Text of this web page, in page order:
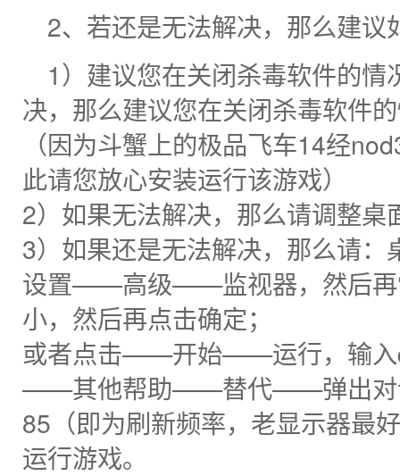
2、若还是无法解决，那么建议
1）建议您在关闭杀毒软件的
决，那么建议您在关闭杀毒软件
（因为斗蟹上的极品飞车14经
此请您放心安装运行该游戏）
2）如果无法解决，那么请调整桌
3）如果还是无法解决，那么
设置——高级——监视器，然后再‘
小，然后再点击确定；
或者点击——开始——运行，输入
——其他帮助——替代——弹出对
85（即为刷新频率，老显示器最
运行游戏。